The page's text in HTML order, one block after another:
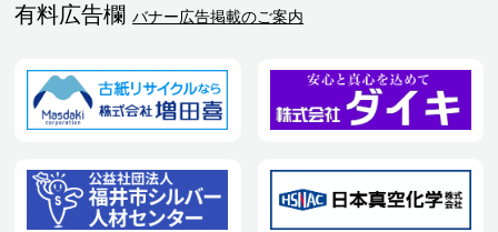
有料広告欄 バナー広告掲載のご案内